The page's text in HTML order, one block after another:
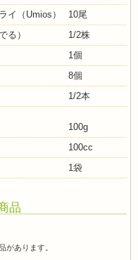
イ（Umios）
10尾
る）
1/2株
1個
8個
1/2本
100g
100cc
1袋
品
があります。